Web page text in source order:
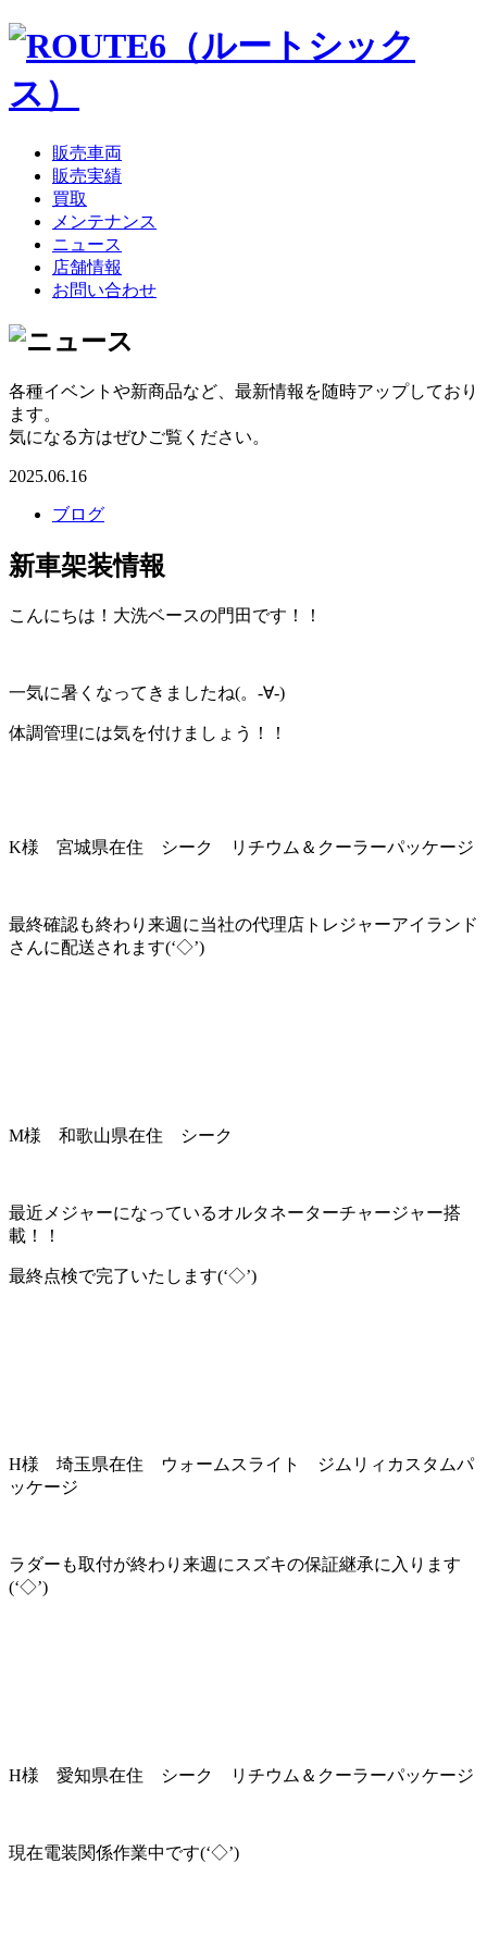
販売車両
販売実績
買取
メンテナンス
ニュース
店舗情報
お問い合わせ
各種イベントや新商品など、最新情報を随時アップしており
ます。
気になる方はぜひご覧ください。
2025.06.16
ブログ
新車架装情報
こんにちは！大洗ベースの門田です！！
一気に暑くなってきましたね(。-∀-)
体調管理には気を付けましょう！！
K様 宮城県在住 シーク リチウム＆クーラーパッケージ
最終確認も終わり来週に当社の代理店トレジャーアイランド
さんに配送されます(‘◇’)ゞ
M様 和歌山県在住 シーク
最近メジャーになっているオルタネーターチャージャー搭
載！！
最終点検で完了いたします(‘◇’)ゞ
H様 埼玉県在住 ウォームスライト ジムリィカスタムパ
ッケージ
ラダーも取付が終わり来週にスズキの保証継承に入ります
(‘◇’)ゞ
H様 愛知県在住 シーク リチウム＆クーラーパッケージ
現在電装関係作業中です(‘◇’)ゞ